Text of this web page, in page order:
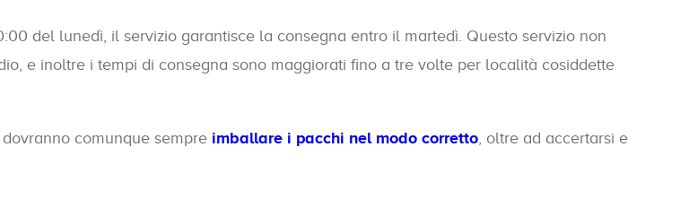
del lunedì, il servizio garantisce la consegna entro il martedì. Questo servizio non
e inoltre i tempi di consegna sono maggiorati fino a tre volte per località cosiddette
comunque sempre imballare i pacchi nel modo corretto, oltre ad accertarsi e